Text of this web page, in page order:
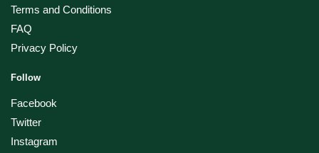
Terms and Conditions
FAQ
Privacy Policy
Follow
Facebook
Twitter
Instagram